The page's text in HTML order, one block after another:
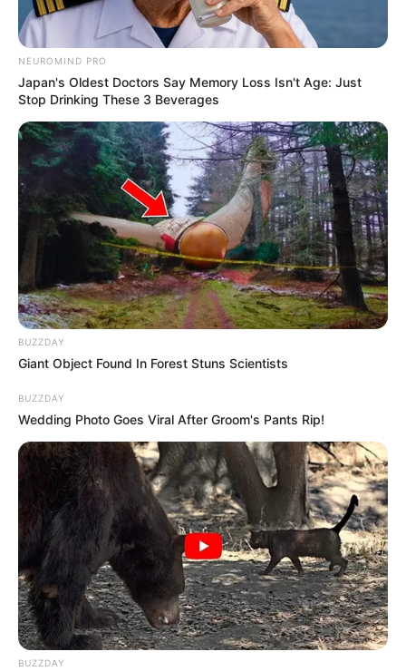
Serem! 9 Chat Ojek Online &
Pelanggan Ini Bikin Auto
Merinding
NEUROMIND PRO
Japan's Oldest Doctors Say Memory Loss Isn't Age: Just
Stop Drinking These 3 Beverages
BUZZDAY
Giant Object Found In Forest Stuns Scientists
BUZZDAY
Wedding Photo Goes Viral After Groom's Pants Rip!
BUZZDAY